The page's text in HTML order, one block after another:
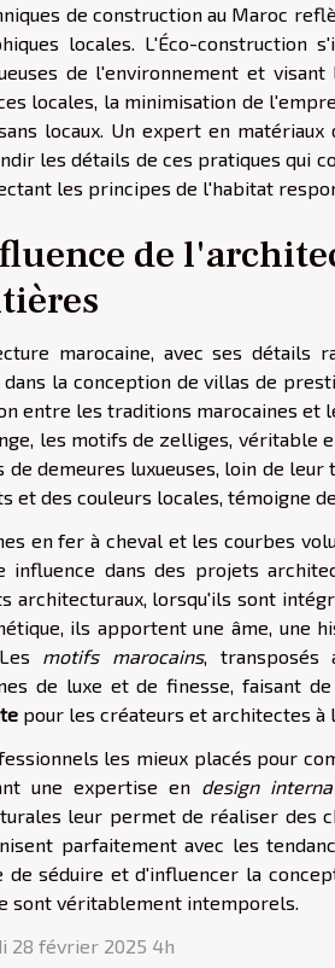
de construction au Maroc
locales. L'Éco-
de l'environnement et
locales, la minimisation de
locaux. Un expert en
les détails de ces pratiques qui
les principes de l'habitat
de
marocaine, avec ses détails
la conception de villas de
entre les traditions marocaines et
les motifs de zelliges, véritable
de demeures luxueuses, loin de
et des couleurs locales, témoigne
en fer à cheval et les courbes
influence dans des projets
architecturaux, lorsqu'ils sont
ils apportent une âme, une
motifs marocains, transposés
de luxe et de finesse, faisant
pour les créateurs et architectes à
les mieux placés pour
une expertise en design
leur permet de réaliser des
parfaitement avec les
de séduire et d'influencer la
sont véritablement intemporels.
28 février 2025 4h